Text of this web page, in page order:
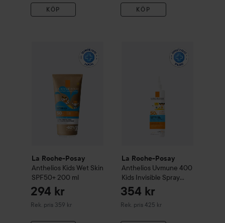
KÖP KÖP
La Roche-Posay
Anthelios Kids Wet Skin
SPF50+ 200 ml
294 kr
Rek. pris 359 kr
Rekommenderat pris 359 kr
La Roche-PosayAnthelios Kids Wet Skin SPF50+
La Roche-Posay
Anthelios Uvmune 400
Kids Invisible Spray
Spf50+ 200 ml
354 kr
Rek. pris 425 kr
Rekommenderat pris 425 kr
La Roche-PosayAnthelios